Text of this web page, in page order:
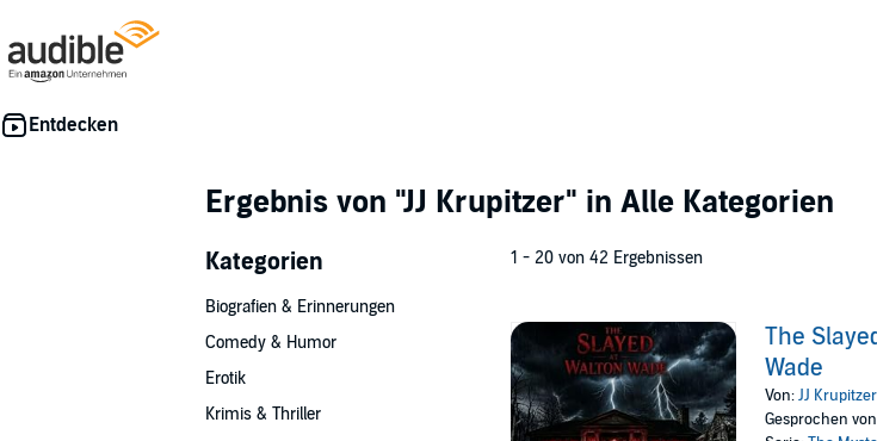
Ergebnis von "JJ Krupitzer" in Alle Kategorien
Kategorien
Biografien & Erinnerungen
Comedy & Humor
Erotik
Krimis & Thriller
1 - 20 von 42 Ergebnissen
The
Wade
Von:JJ Krupitzer
Gesprochen